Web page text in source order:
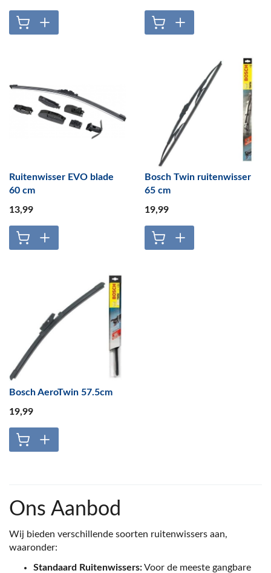
Ruitenwisser EVO blade
60 cm
13,99
Bosch Twin ruitenwisser
65 cm
19,99
Bosch AeroTwin 57.5cm
19,99
Ons Aanbod
Wij bieden verschillende soorten ruitenwissers aan,
waaronder:
Standaard Ruitenwissers:Voor de meeste gangbare